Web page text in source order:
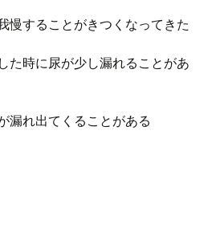
慢することがきつくなってきた
た時に尿が少し漏れることがあ
漏れ出てくることがある